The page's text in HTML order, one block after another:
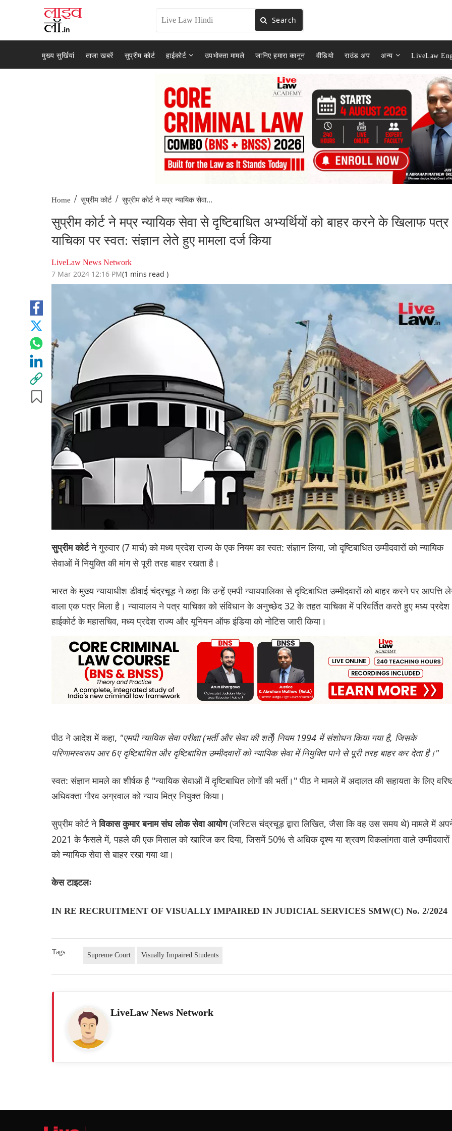
Search
मुख्य सुर्खियां ताजा खबरें सुप्रीम कोर्ट हाईकोर्ट उपभोक्ता मामले जानिए हमारा कानून वीडियो राउंड अप अन्य LiveLaw
Home / सुप्रीम कोर्ट / सुप्रीम कोर्ट ने मप्र न्यायिक सेवा...
सुप्रीम कोर्ट ने मप्र न्यायिक सेवा से दृष्टिबाधित अभ्यर्थियों को बाहर करने के खिलाफ पत्र
याचिका पर स्वत: संज्ञान लेते हुए मामला दर्ज किया
LiveLaw News Network
7 Mar 2024 12:16 PM(1 mins read )
सुप्रीम कोर्टने गुरुवार (7 मार्च) को मध्य प्रदेश राज्य के एक नियम का स्वत: संज्ञान लिया, जो दृष्टिबाधित उम्मीदवारों को न्यायिक
सेवाओं में नियुक्ति की मांग से पूरी तरह बाहर रखता है।
भारत के मुख्य न्यायाधीश डीवाई चंद्रचूड़ ने कहा कि उन्हें एमपी न्यायपालिका से दृष्टिबाधित उम्मीदवारों को बाहर करने पर आपत्ति
वाला एक पत्र मिला है। न्यायालय ने पत्र याचिका को संविधान के अनुच्छेद 32 के तहत याचिका में परिवर्तित करते हुए मध्य प्रदेश
हाई‌कोर्ट के महासचिव, मध्य प्रदेश राज्य और यूनियन ऑफ इंडिया को नोटिस जारी किया।
पीठ ने आदेश में कहा, "एमपी न्यायिक सेवा परीक्षा (भर्ती और सेवा की शर्तें) नियम 1994 में संशोधन किया गया है, जिसके
परिणामस्वरूप आर 6ए दृष्टिबाधित और दृष्टिबाधित उम्मीदवारों को न्यायिक सेवा में नियुक्ति पाने से पूरी तरह बाहर कर देता है।"
स्वत: संज्ञान मामले का शीर्षक है "न्यायिक सेवाओं में दृष्टिबाधित लोगों की भर्ती।" पीठ ने मामले में अदालत की सहायता के लिए
अधिवक्ता गौरव अग्रवाल को न्याय मित्र नियुक्त किया।
सुप्रीम कोर्ट नेविकास कुमार बनाम संघ लोक सेवा आयोग(जस्टिस चंद्रचूड़ द्वारा लिखित, जैसा कि वह उस समय थे) मामले में
2021 के फैसले में, पहले की एक मिसाल को खारिज कर दिया, जिसमें 50% से अधिक दृश्य या श्रवण विकलांगता वाले उम्मीदवारों
को न्यायिक सेवा से बाहर रखा गया था।
केस टाइटलः
IN RE RECRUITMENT OF VISUALLY IMPAIRED IN JUDICIAL SERVICES SMW(C) No. 2/2024
Tags Supreme Court Visually Impaired Students
LiveLaw News Network